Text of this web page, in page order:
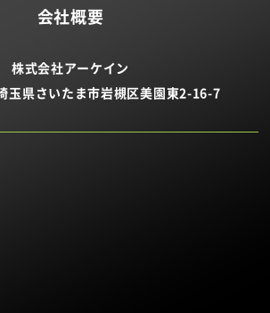
会社概要
株式会社アーケイン
玉県さいたま市岩槻区美園東2-16-7